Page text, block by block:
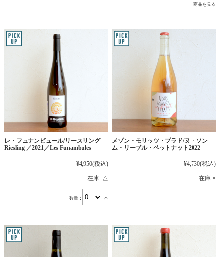
商品を見る
レ・フュナンビュール/リースリング
Riesling ／2021／Les Funambules
¥4,950(税込)
在庫 △
数量： 本
メゾン・モリッツ・プラド/ヌ・ソン
ム・リーブル・ペットナット2022
¥4,730(税込)
在庫 ×